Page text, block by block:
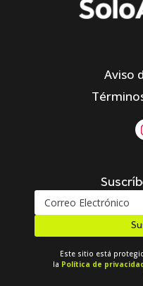
Aviso
Este sitio está
la Política de